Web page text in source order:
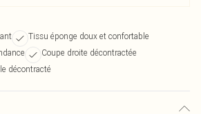
Tissu éponge doux et confortable
Coupe droite décontractée
décontracté